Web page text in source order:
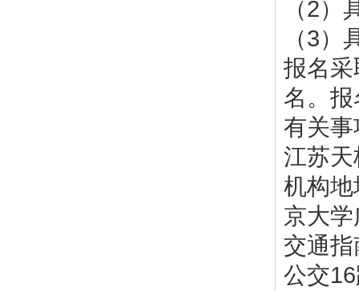
（2
（3
报名
名。
有关
江苏
机构
京大
交通
公交